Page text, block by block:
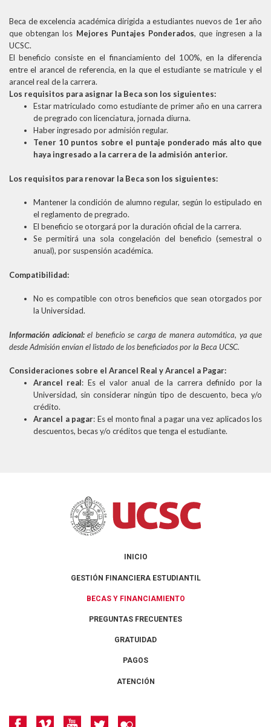
Beca de excelencia académica dirigida a estudiantes nuevos de 1er año
que obtengan los Mejores Puntajes Ponderados, que ingresen a la
UCSC.
El beneficio consiste en el financiamiento del 100%, en la diferencia
entre el arancel de referencia, en la que el estudiante se matricule y el
arancel real de la carrera.
Los requisitos para asignar la Beca son los siguientes:
Estar matriculado como estudiante de primer año en una carrera
de pregrado con licenciatura, jornada diurna.
Haber ingresado por admisión regular.
Tener 10 puntos sobre el puntaje ponderado más alto que
haya ingresado a la carrera de la admisión anterior.
Los requisitos para renovar la Beca son los siguientes:
Mantener la condición de alumno regular, según lo estipulado en
el reglamento de pregrado.
El beneficio se otorgará por la duración oficial de la carrera.
Se permitirá una sola congelación del beneficio (semestral o
anual), por suspensión académica.
Compatibilidad:
No es compatible con otros beneficios que sean otorgados por
la Universidad.
Información adicional:el beneficio se carga de manera automática, ya que
desde Admisión envían el listado de los beneficiados por la Beca UCSC.
Consideraciones sobre el Arancel Real y Arancel a Pagar:
Arancel real: Es el valor anual de la carrera definido por la
Universidad, sin considerar ningún tipo de descuento, beca y/o
crédito.
Arancel a pagar: Es el monto final a pagar una vez aplicados los
descuentos, becas y/o créditos que tenga el estudiante.
INICIO
GESTIÓN FINANCIERA ESTUDIANTIL
BECAS Y FINANCIAMIENTO
PREGUNTAS FRECUENTES
GRATUIDAD
PAGOS
ATENCIÓN